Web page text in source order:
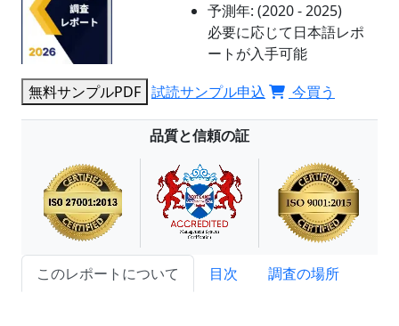
予測年: (2020 - 2025)
必要に応じて日本語レポ
ートが入手可能
無料サンプルPDF 試読サンプル申込 今買う
品質と信頼の証
このレポートについて 目次
調査の場所